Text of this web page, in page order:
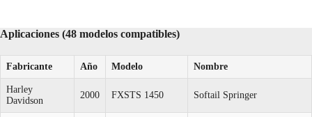
Aplicaciones (48 modelos compatibles)
Fabricante Año Modelo Nombre
Harley
Davidson
2000 FXSTS 1450 Softail Springer